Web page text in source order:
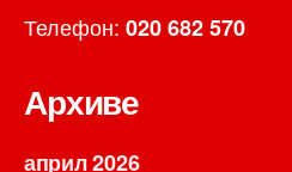
Телефон: 020 682 570
Архиве
април 2026